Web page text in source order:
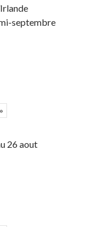
septembre
26 aout